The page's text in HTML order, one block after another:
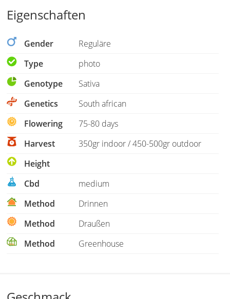
Eigenschaften
Gender
Reguläre
Type
photo
Genotype
Sativa
Genetics
South african
Flowering
75-80 days
Harvest
350gr indoor / 450-500gr outdoor
Height
Cbd
medium
Method
Drinnen
Method
Draußen
Method
Greenhouse